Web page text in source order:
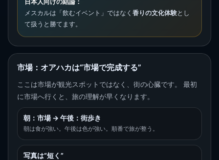
メスカルは「飲むイベント」ではなく 香りの文化体験とし
て扱うと勝てます。
市場：オアハカは“市場で完成する”
ここは市場が観光スポットではなく、街の心臓です。 最初
に市場へ行くと、旅の理解が早くなります。
朝：市場 → 午後：街歩き
朝は食が強い。午後は色が強い。順番で旅が整う。
写真は“短く”